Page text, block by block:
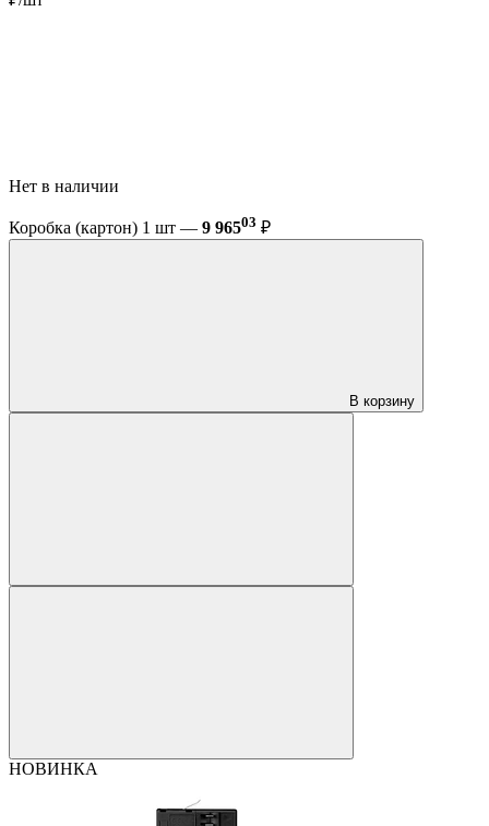
Нет в наличии
Коробка (картон) 1 шт — 9 96503 ₽
В корзину
НОВИНКА